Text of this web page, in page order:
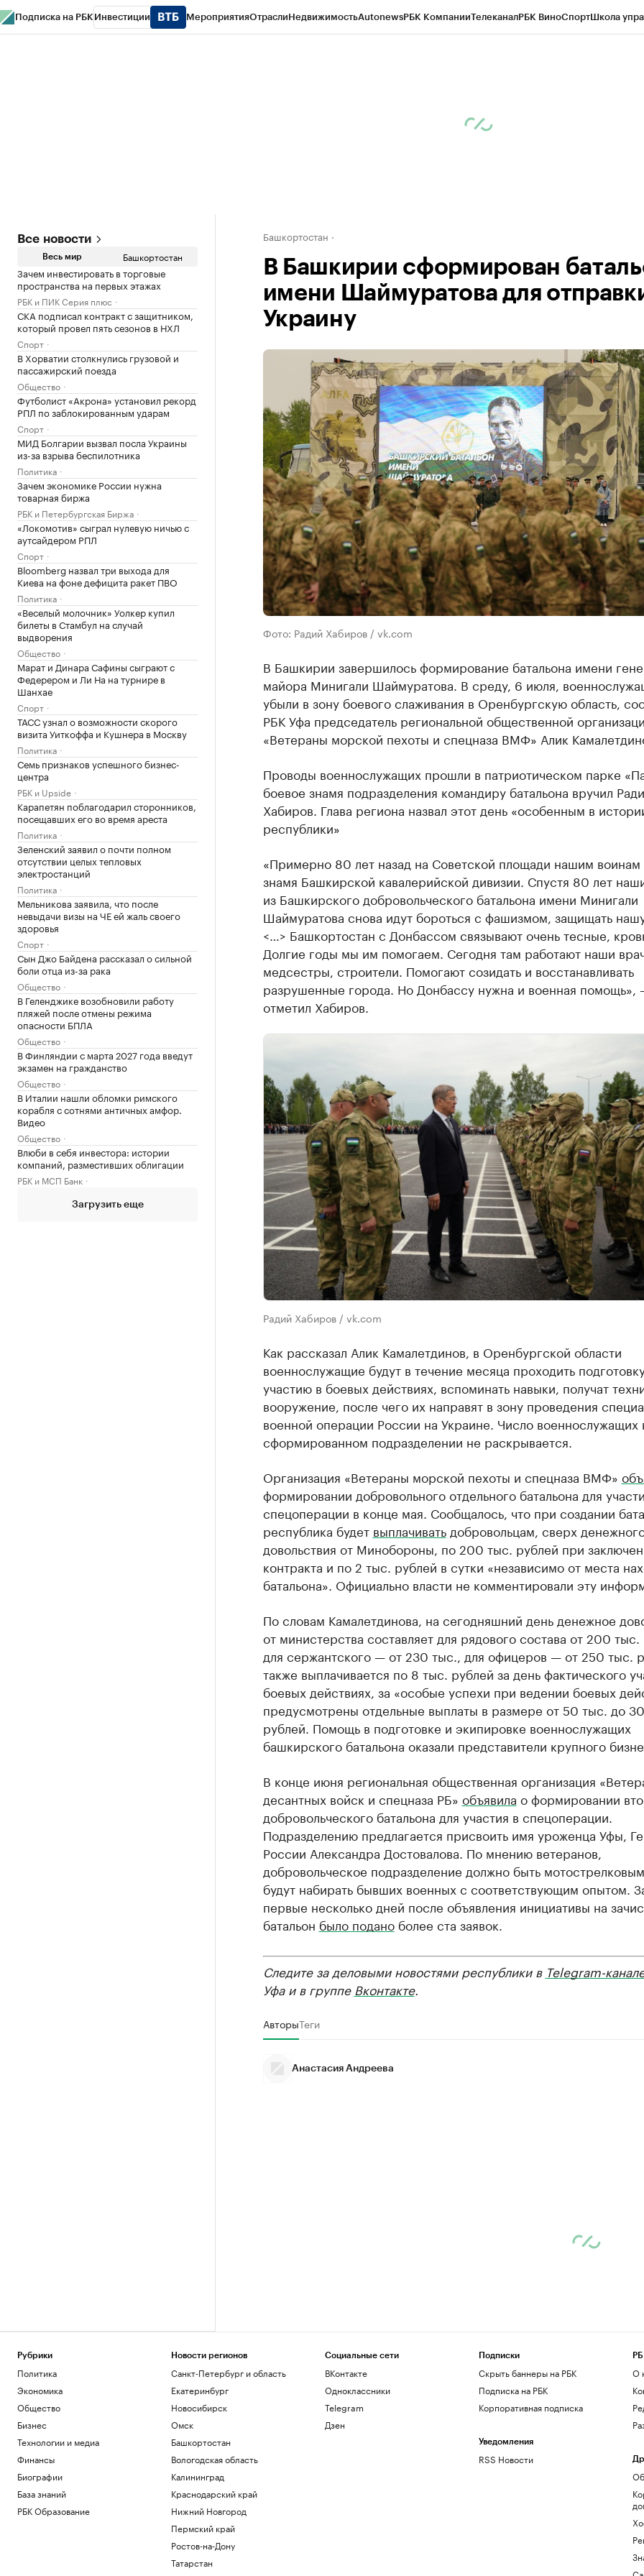
Подписка на РБК Инвестиции МероприятияОтраслиНедвижимостьAutonewsРБК КомпанииТелеканалРБК ВиноСпортШкола
Все новости
Весь мир Башкортостан
Зачем инвестировать в торговые
пространства на первых этажах
РБК и ПИК Серия плюс
СКА подписал контракт с защитником,
который провел пять сезонов в НХЛ
Спорт
В Хорватии столкнулись грузовой и
пассажирский поезда
Общество
Футболист «Акрона» установил рекорд
РПЛ по заблокированным ударам
Спорт
МИД Болгарии вызвал посла Украины
из-за взрыва беспилотника
Политика
Зачем экономике России нужна
товарная биржа
РБК и Петербургская Биржа
«Локомотив» сыграл нулевую ничью с
аутсайдером РПЛ
Спорт
Bloomberg назвал три выхода для
Киева на фоне дефицита ракет ПВО
Политика
«Веселый молочник» Уолкер купил
билеты в Стамбул на случай
выдворения
Общество
Марат и Динара Сафины сыграют с
Федерером и Ли На на турнире в
Шанхае
Спорт
ТАСС узнал о возможности скорого
визита Уиткоффа и Кушнера в Москву
Политика
Семь признаков успешного бизнес-
центра
РБК и Upside
Карапетян поблагодарил сторонников,
посещавших его во время ареста
Политика
Зеленский заявил о почти полном
отсутствии целых тепловых
электростанций
Политика
Мельникова заявила, что после
невыдачи визы на ЧЕ ей жаль своего
здоровья
Спорт
Сын Джо Байдена рассказал о сильной
боли отца из-за рака
Общество
В Геленджике возобновили работу
пляжей после отмены режима
опасности БПЛА
Общество
В Финляндии с марта 2027 года введут
экзамен на гражданство
Общество
В Италии нашли обломки римского
корабля с сотнями античных амфор.
Видео
Общество
Влюби в себя инвестора: истории
компаний, разместивших облигации
РБК и МСП Банк
Загрузить еще
Башкортостан
В Башкирии сформирован
имени Шаймуратова для
Украину
Фото: Радий Хабиров / vk.com
В Башкирии завершилось формирование батальона имени
майора Минигали Шаймуратова. В среду, 6 июля,
убыли в зону боевого слаживания в Оренбургскую область,
РБК Уфа председатель региональной общественной
«Ветераны морской пехоты и спецназа ВМФ» Алик
Проводы военнослужащих прошли в патриотическом парке
боевое знамя подразделения командиру батальона вручил
Хабиров. Глава региона назвал этот день «особенным в
республики»
«Примерно 80 лет назад на Советской площади нашим воинам
знамя Башкирской кавалерийской дивизии. Спустя 80 лет
из Башкирского добровольческого батальона имени Минигали
Шаймуратова снова идут бороться с фашизмом, защищать
<…> Башкортостан с Донбассом связывают очень тесные,
Долгие годы мы им помогаем. Сегодня там работают наши
медсестры, строители. Помогают созидать и восстанавливать
разрушенные города. Но Донбассу нужна и военная помощь»,
отметил Хабиров.
Радий Хабиров / vk.com
Как рассказал Алик Камалетдинов, в Оренбургской области
военнослужащие будут в течение месяца проходить
участию в боевых действиях, вспоминать навыки, получат
вооружение, после чего их направят в зону проведения
военной операции России на Украине. Число военнослужащих
сформированном подразделении не раскрывается.
Организация «Ветераны морской пехоты и спецназа ВМФ»
формировании добровольного отдельного батальона для
спецоперации в конце мая. Сообщалось, что при создании
республика будет выплачиватьдобровольцам, сверх
довольствия от Минобороны, по 200 тыс. рублей при
контракта и по 2 тыс. рублей в сутки «независимо от места
батальона». Официально власти не комментировали эту
По словам Камалетдинова, на сегодняшний день денежное
от министерства составляет для рядового состава от 200
для сержантского — от 230 тыс., для офицеров — от 250 тыс.
также выплачивается по 8 тыс. рублей за день фактического
боевых действиях, за «особые успехи при ведении боевых
предусмотрены отдельные выплаты в размере от 50 тыс. до
рублей. Помощь в подготовке и экипировке военнослужащих
башкирского батальона оказали представители крупного
В конце июня региональная общественная организация
десантных войск и спецназа РБ» объявила о формировании
добровольческого батальона для участия в спецоперации.
Подразделению предлагается присвоить имя уроженца Уфы,
России Александра Достовалова. По мнению ветеранов,
добровольческое подразделение должно быть
будут набирать бывших военных с соответствующим опытом.
первые несколько дней после объявления инициативы на
батальон было поданоболее ста заявок.
Следите за деловыми новостями республики в Telegram-
Уфа и в группе Вконтакте.
АвторыТеги
Анастасия Андреева
Рубрики
Политика
Экономика
Общество
Бизнес
Технологии и медиа
Финансы
Биографии
База знаний
РБК Образование
Новости регионов
Санкт-Петербург и область
Екатеринбург
Новосибирск
Омск
Башкортостан
Вологодская область
Калининград
Краснодарский край
Нижний Новгород
Пермский край
Ростов-на-Дону
Татарстан
Социальные сети
ВКонтакте
Одноклассники
Telegram
Дзен
Подписки
Скрыть баннеры на РБК
Подписка на РБК
Корпоративная подписка
Уведомления
RSS Новости
О